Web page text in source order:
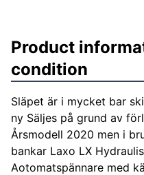
Product
condition
Släpet är i mycket bar
ny Säljes på grund av
Årsmodell 2020 men i
bankar Laxo LX
Aotomatspännare med